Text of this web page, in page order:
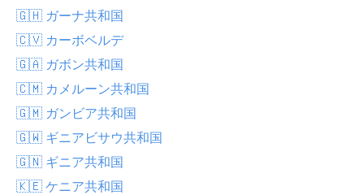
🇬🇭 ガーナ共和国
🇨🇻 カーボベルデ
🇬🇦 ガボン共和国
🇨🇲 カメルーン共和国
🇬🇲 ガンビア共和国
🇬🇼 ギニアビサウ共和国
🇬🇳 ギニア共和国
🇰🇪 ケニア共和国